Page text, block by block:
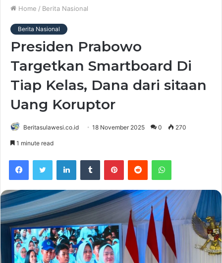
Home / Berita Nasional
Berita Nasional
Presiden Prabowo
Targetkan Smartboard Di
Tiap Kelas, Dana dari sitaan
Uang Koruptor
Beritasulawesi.co.id 18 November 2025 0 270
1 minute read